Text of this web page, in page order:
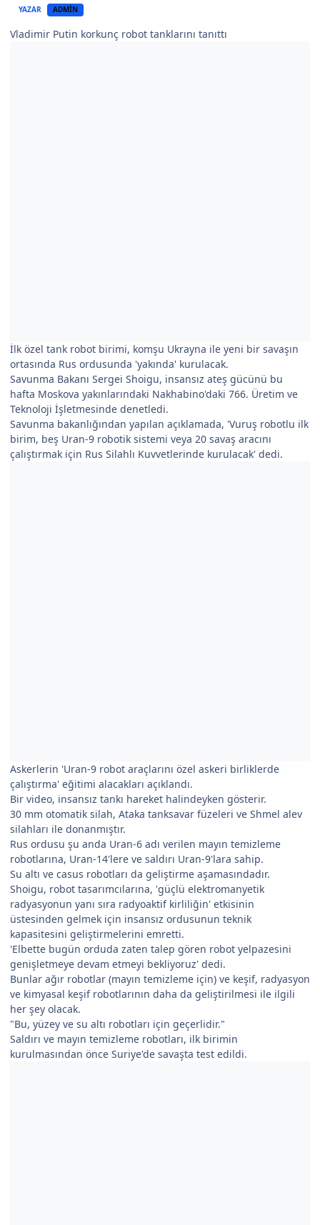
YAZAR ADMIN
Vladimir Putin korkunç robot tanklarını tanıttı
İlk özel tank robot birimi, komşu Ukrayna ile yeni bir savaşın
ortasında Rus ordusunda 'yakında' kurulacak.
Savunma Bakanı Sergei Shoigu, insansız ateş gücünü bu
hafta Moskova yakınlarındaki Nakhabino'daki 766. Üretim ve
Teknoloji İşletmesinde denetledi.
Savunma bakanlığından yapılan açıklamada, 'Vuruş robotlu ilk
birim, beş Uran-9 robotik sistemi veya 20 savaş aracını
çalıştırmak için Rus Silahlı Kuvvetlerinde kurulacak' dedi.
Askerlerin 'Uran-9 robot araçlarını özel askeri birliklerde
çalıştırma' eğitimi alacakları açıklandı.
Bir video, insansız tankı hareket halindeyken gösterir.
30 mm otomatik silah, Ataka tanksavar füzeleri ve Shmel alev
silahları ile donanmıştır.
Rus ordusu şu anda Uran-6 adı verilen mayın temizleme
robotlarına, Uran-14'lere ve saldırı Uran-9'lara sahip.
Su altı ve casus robotları da geliştirme aşamasındadır.
Shoigu, robot tasarımcılarına, 'güçlü elektromanyetik
radyasyonun yanı sıra radyoaktif kirliliğin' etkisinin
üstesinden gelmek için insansız ordusunun teknik
kapasitesini geliştirmelerini emretti.
'Elbette bugün orduda zaten talep gören robot yelpazesini
genişletmeye devam etmeyi bekliyoruz' dedi.
Bunlar ağır robotlar (mayın temizleme için) ve keşif, radyasyon
ve kimyasal keşif robotlarının daha da geliştirilmesi ile ilgili
her şey olacak.
"Bu, yüzey ve su altı robotları için geçerlidir."
Saldırı ve mayın temizleme robotları, ilk birimin
kurulmasından önce Suriye'de savaşta test edildi.